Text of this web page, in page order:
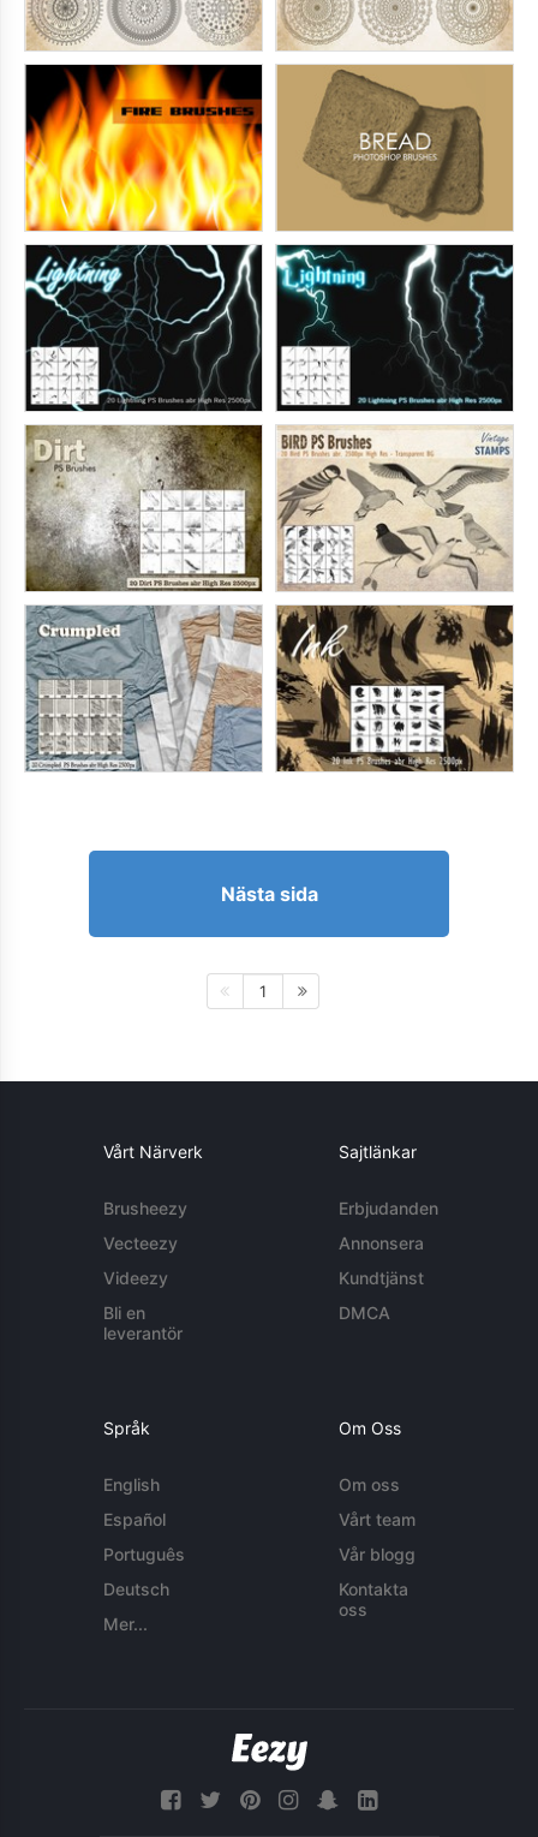
Nästa sida
1
Vårt Närverk
Brusheezy
Vecteezy
Videezy
Bli en
leverantör
Sajtlänkar
Erbjudanden
Annonsera
Kundtjänst
DMCA
Språk
English
Español
Português
Deutsch
Mer...
Om Oss
Om oss
Vårt team
Vår blogg
Kontakta
oss